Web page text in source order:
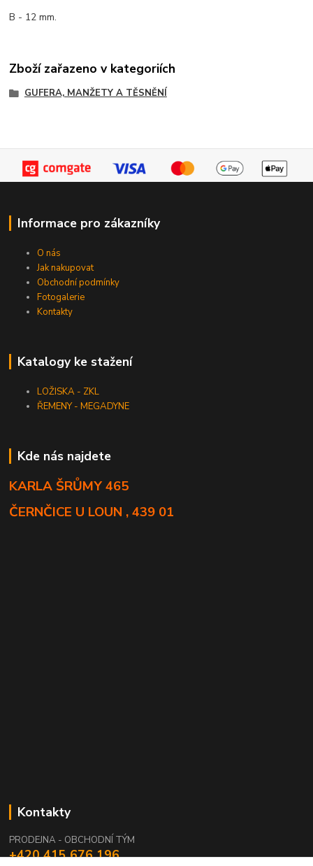
B - 12 mm.
Zboží zařazeno v kategoriích
GUFERA, MANŽETY A TĚSNĚNÍ
Informace pro zákazníky
O nás
Jak nakupovat
Obchodní podmínky
Fotogalerie
Kontakty
Katalogy ke stažení
LOŽISKA - ZKL
ŘEMENY - MEGADYNE
Kde nás najdete
KARLA ŠRŮMY 465
ČERNČICE U LOUN , 439 01
Kontakty
PRODEJNA - OBCHODNÍ TÝM
+420 415 676 196